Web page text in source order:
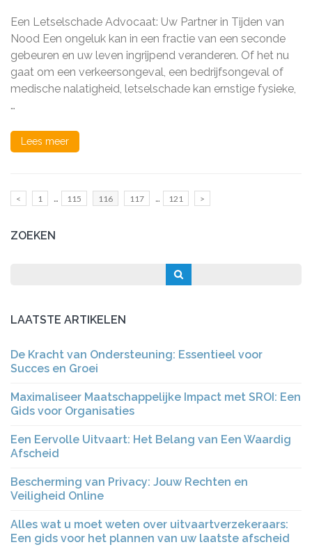
Expert
voor
Juridische
Bijstand
na
een
Ongeval
Een Letselschade Advocaat: Uw Partner in Tijden van
Nood Een ongeluk kan in een fractie van een seconde
gebeuren en uw leven ingrijpend veranderen. Of het nu
gaat om een verkeersongeval, een bedrijfsongeval of
medische nalatigheid, letselschade kan ernstige fysieke,
…
Lees meer
Berichten
< Pagina
1 … Pagina
115 Pagina
116 Pagina
117 … Pagina
121 >
ZOEKEN
LAATSTE ARTIKELEN
De Kracht van Ondersteuning: Essentieel voor
Succes en Groei
Maximaliseer Maatschappelijke Impact met SROI: Een
Gids voor Organisaties
Een Eervolle Uitvaart: Het Belang van Een Waardig
Afscheid
Bescherming van Privacy: Jouw Rechten en
Veiligheid Online
Alles wat u moet weten over uitvaartverzekeraars:
Een gids voor het plannen van uw laatste afscheid